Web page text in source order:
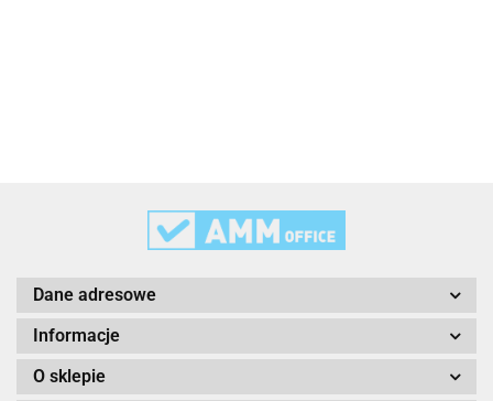
Dane adresowe
Informacje
O sklepie